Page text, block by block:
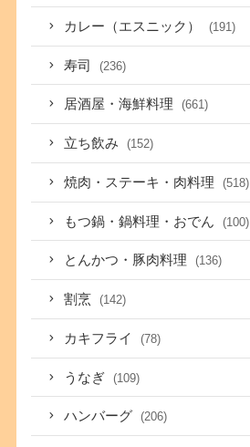
カレー（エスニック） (191)
寿司 (236)
居酒屋・海鮮料理 (661)
立ち飲み (152)
焼肉・ステーキ・肉料理 (518)
もつ鍋・鍋料理・おでん (100)
とんかつ・豚肉料理 (136)
割烹 (142)
カキフライ (78)
うなぎ (109)
ハンバーグ (206)